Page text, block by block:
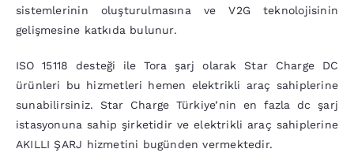
sistemlerinin oluşturulmasına ve V2G teknolojisinin
gelişmesine katkıda bulunur.
ISO 15118 desteği ile Tora şarj olarak Star Charge DC
ürünleri bu hizmetleri hemen elektrikli araç sahiplerine
sunabilirsiniz. Star Charge Türkiye’nin en fazla dc şarj
istasyonuna sahip şirketidir ve elektrikli araç sahiplerine
AKILLI ŞARJ hizmetini bugünden vermektedir.